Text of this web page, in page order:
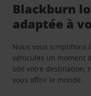
Blackburn
adaptée à
Nous vous simplifions
véhicules un moment
soit votre destination,
vous offrir le monde.